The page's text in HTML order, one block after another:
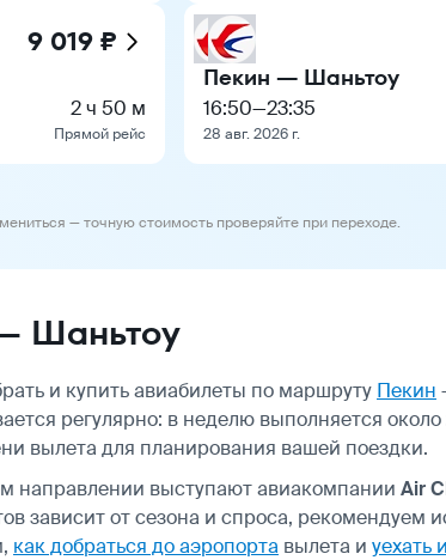
9 019 ₽
2 ч 50 м
Прямой рейс
Пекин — Шаньтоу
16:50—23:35
28 авг. 2026 г.
— точную стоимость проверяйте при переходе.
Шаньтоу
и купить авиабилеты по маршруту Пекин
регулярно: в неделю выполняется около
вылета для планирования вашей поездки.
направлении выступают авиакомпании Air
зависит от сезона и спроса, рекомендуем
как добраться до аэропорта вылета и уехать